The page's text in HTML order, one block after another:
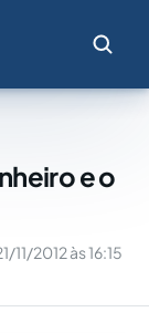
e o
11/2012 às 16:15